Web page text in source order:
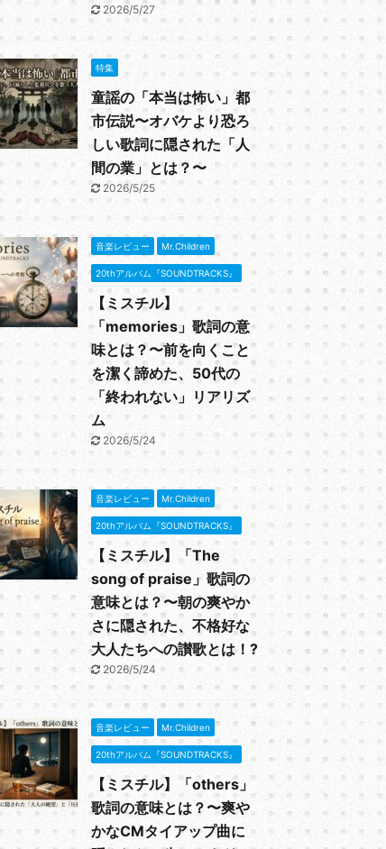
2026/5/27
特集
童謡の「本当は怖い」都
市伝説〜オバケより恐ろ
しい歌詞に隠された「人
間の業」とは？〜
2026/5/25
音楽レビュー Mr.Children
20thアルバム『SOUNDTRACKS』
【ミスチル】
「memories」歌詞の意
味とは？〜前を向くこと
を潔く諦めた、50代の
「終われない」リアリズ
ム
2026/5/24
音楽レビュー Mr.Children
20thアルバム『SOUNDTRACKS』
【ミスチル】「The
song of praise」歌詞の
意味とは？〜朝の爽やか
さに隠された、不格好な
大人たちへの讃歌とは！?
2026/5/24
音楽レビュー Mr.Children
20thアルバム『SOUNDTRACKS』
【ミスチル】「others」
歌詞の意味とは？〜爽や
かなCMタイアップ曲に